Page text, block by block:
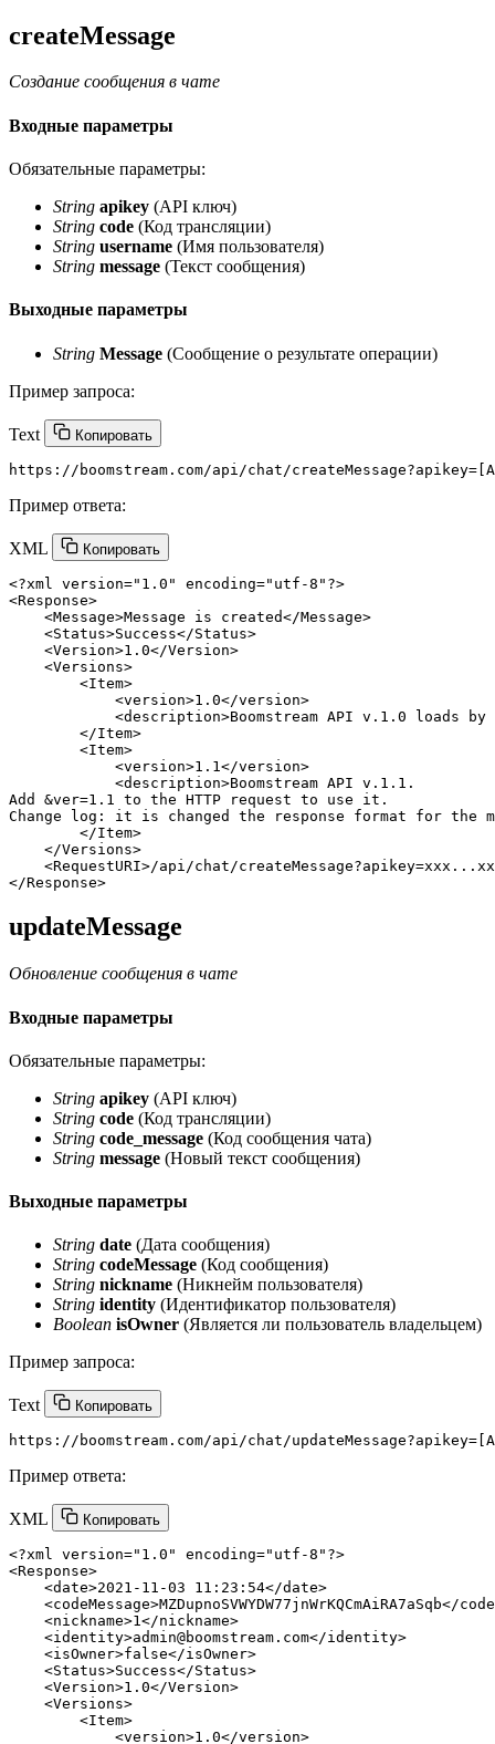
createMessage
Создание сообщения в чате
Входные параметры
Обязательные параметры:
String apikey (API ключ)
String code (Код трансляции)
String username (Имя пользователя)
String message (Текст сообщения)
Выходные параметры
String Message (Сообщение о результате операции)
Пример запроса:
Text Копировать
Пример ответа:
XML Копировать
<?xml version="1.0" encoding="utf-8" ?>
<Response>
<Message>Message is created</Message>
<Status>Success</Status>
<Version>1.0</Version>
<Versions>
<Item>
<version>1.0</version>
<description>Boomstream API v.1.0 loads
</Item>
<Item>
<version>1.1 </version>
<description>Boomstream API v.1.1.
Add &ver=1.1 to the HTTP request to use it.
Change log: it is changed the response format for the
</Item>
</Versions>
<RequestURI>/api/chat/
</Response>
updateMessage
Обновление сообщения в чате
Входные параметры
Обязательные параметры:
String apikey (API ключ)
String code (Код трансляции)
String code_message (Код сообщения чата)
String message (Новый текст сообщения)
Выходные параметры
String date (Дата сообщения)
String codeMessage (Код сообщения)
String nickname (Никнейм пользователя)
String identity (Идентификатор пользователя)
Boolean isOwner (Является ли пользователь владельцем)
Пример запроса:
Text Копировать
Пример ответа:
XML Копировать
<?xml version="1.0" encoding="utf-8" ?>
<Response>
<date>2021-11-03 11:23:54</date>
<codeMessage>MZDupnoSVWYDW77jnWrKQCmAiRA7aSqb</
<nickname>1</nickname>
<identity>admin@boomstream.com</identity>
<isOwner>false</isOwner>
<Status>Success</Status>
<Version>1.0</Version>
<Versions>
<Item>
<version>1.0</version>